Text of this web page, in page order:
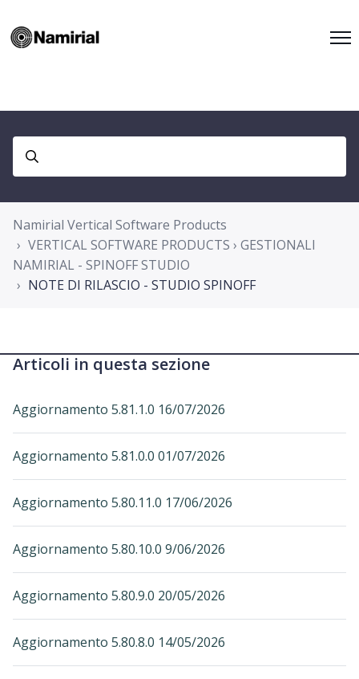
Namirial Vertical Software Products
VERTICAL SOFTWARE PRODUCTS › GESTIONALI
NAMIRIAL - SPINOFF STUDIO
NOTE DI RILASCIO - STUDIO SPINOFF
Articoli in questa sezione
Aggiornamento 5.81.1.0 16/07/2026
Aggiornamento 5.81.0.0 01/07/2026
Aggiornamento 5.80.11.0 17/06/2026
Aggiornamento 5.80.10.0 9/06/2026
Aggiornamento 5.80.9.0 20/05/2026
Aggiornamento 5.80.8.0 14/05/2026